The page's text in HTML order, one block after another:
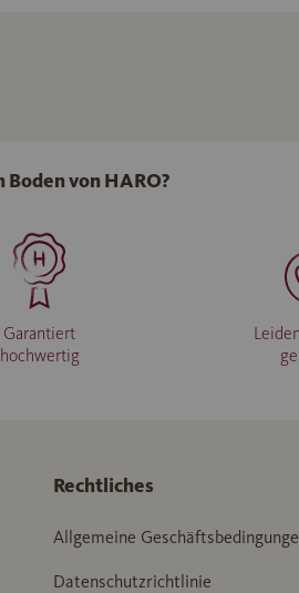
Boden von HARO?
Garantiert
hochwertig
Rechtliches
Allgemeine
Datenschutzrichtlinie